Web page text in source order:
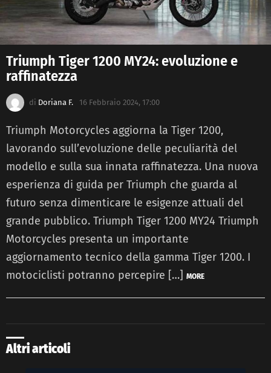
Triumph Tiger 1200 MY24: evoluzione e
raffinatezza
di Doriana F. 16 Febbraio 2024, 17:00
Triumph Motorcycles aggiorna la Tiger 1200,
lavorando sull’evoluzione delle peculiarità del
modello e sulla sua innata raffinatezza. Una nuova
esperienza di guida per Triumph che guarda al
futuro senza dimenticare le esigenze attuali del
grande pubblico. Triumph Tiger 1200 MY24 Triumph
Motorcycles presenta un importante
aggiornamento tecnico della gamma Tiger 1200. I
motociclisti potranno percepire […] MORE
Altri articoli